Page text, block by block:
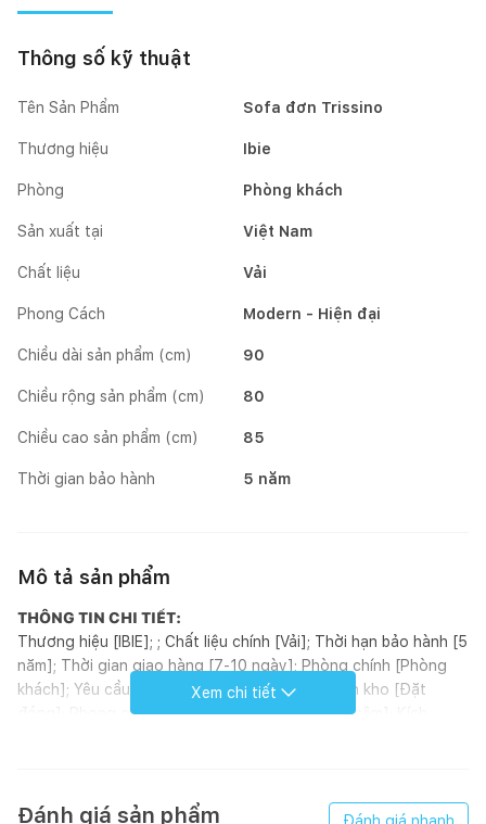
Thông số kỹ thuật
Tên Sản Phẩm Sofa đơn Trissino
Thương hiệu Ibie
Phòng Phòng khách
Sản xuất tại Việt Nam
Chất liệu Vải
Phong Cách Modern - Hiện đại
Chiều dài sản phẩm (cm) 90
Chiều rộng sản phẩm (cm) 80
Chiều cao sản phẩm (cm) 85
Thời gian bảo hành 5 năm
Mô tả sản phẩm
THÔNG TIN CHI TIẾT:
Thương hiệu [IBIE]; ; Chất liệu chính [Vải]; Thời hạn bảo hành [5
năm]; Thời gian giao hàng [7-10 ngày]; Phòng chính [Phòng
khách]; Yêu cầu lắp đặt [Không]; Tình trạng tồn kho [Đặt
đóng]; Phong cách [Modern]; Hoàn thiện [Bọc nệm]; Kích
Với khung ghế được làm từ gỗ tự nhiên đã qua xử lý chống
Xem chi tiết
Đánh giá sản phẩm